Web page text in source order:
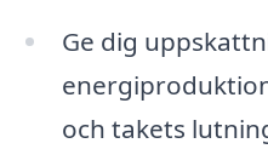
Ge dig
och takets